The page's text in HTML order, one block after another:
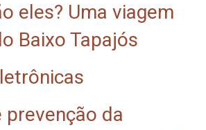
eles? Uma viagem
Baixo Tapajós
prevenção da